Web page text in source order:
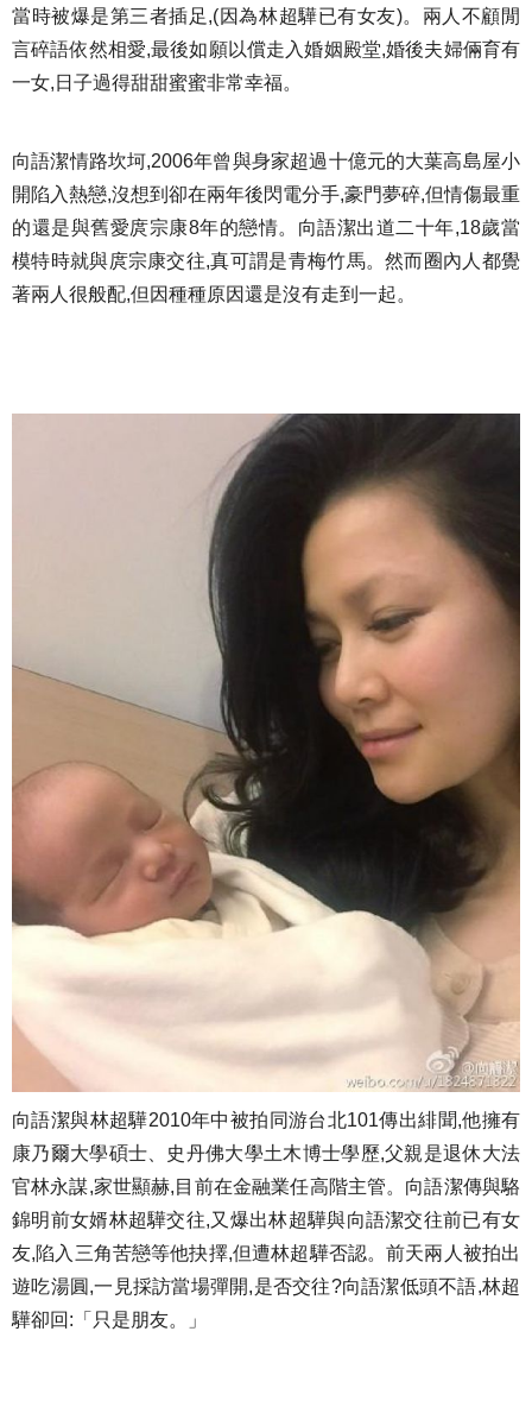
當時被爆是第三者插足,(因為林超驊已有女友)。兩人不顧閒
言碎語依然相愛,最後如願以償走入婚姻殿堂,婚後夫婦倆育有
一女,日子過得甜甜蜜蜜非常幸福。
向語潔情路坎坷,2006年曾與身家超過十億元的大葉高島屋小
開陷入熱戀,沒想到卻在兩年後閃電分手,豪門夢碎,但情傷最重
的還是與舊愛庹宗康8年的戀情。向語潔出道二十年,18歲當
模特時就與庹宗康交往,真可謂是青梅竹馬。然而圈內人都覺
著兩人很般配,但因種種原因還是沒有走到一起。
向語潔與林超驊2010年中被拍同游台北101傳出緋聞,他擁有
康乃爾大學碩士、史丹佛大學土木博士學歷,父親是退休大法
官林永謀,家世顯赫,目前在金融業任高階主管。向語潔傳與駱
錦明前女婿林超驊交往,又爆出林超驊與向語潔交往前已有女
友,陷入三角苦戀等他抉擇,但遭林超驊否認。前天兩人被拍出
遊吃湯圓,一見採訪當場彈開,是否交往?向語潔低頭不語,林超
驊卻回:「只是朋友。」